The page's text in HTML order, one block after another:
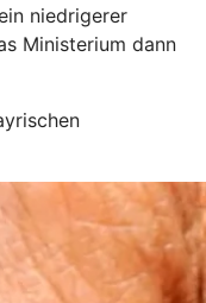
niedrigerer
Ministerium dann